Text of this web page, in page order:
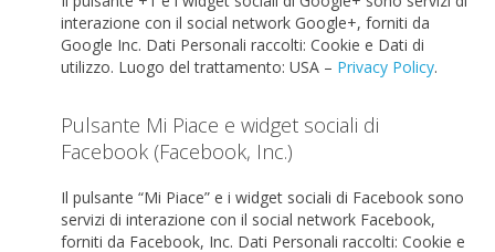
interazione con il social network Google+, forniti da
Google Inc. Dati Personali raccolti: Cookie e Dati di
utilizzo. Luogo del trattamento: USA – Privacy Policy.
Pulsante Mi Piace e widget sociali di
Facebook (Facebook, Inc.)
Il pulsante “Mi Piace” e i widget sociali di Facebook sono
servizi di interazione con il social network Facebook,
forniti da Facebook, Inc. Dati Personali raccolti: Cookie e